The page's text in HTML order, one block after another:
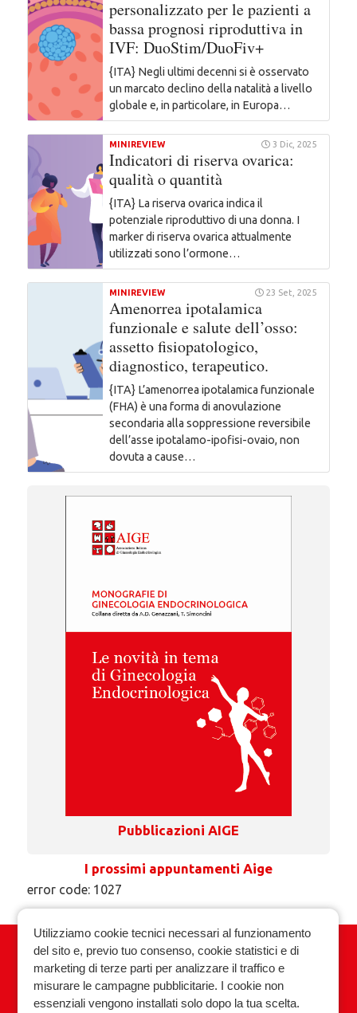
personalizzato per le pazienti a
bassa prognosi riproduttiva in
IVF: DuoStim/DuoFiv+
{ITA} Negli ultimi decenni si è osservato
un marcato declino della natalità a livello
globale e, in particolare, in Europa…
MINIREVIEW 3 Dic, 2025
Indicatori di riserva ovarica:
qualità o quantità
{ITA} La riserva ovarica indica il
potenziale riproduttivo di una donna. I
marker di riserva ovarica attualmente
utilizzati sono l’ormone…
MINIREVIEW 23 Set, 2025
Amenorrea ipotalamica
funzionale e salute dell’osso:
assetto fisiopatologico,
diagnostico, terapeutico.
{ITA} L’amenorrea ipotalamica funzionale
(FHA) è una forma di anovulazione
secondaria alla soppressione reversibile
dell’asse ipotalamo-ipofisi-ovaio, non
dovuta a cause…
Pubblicazioni AIGE
I prossimi appuntamenti Aige
error code: 1027
Associazione Italiana Ginecologia
Endocrinologica
Privacy policy Cookie policy
Utilizziamo cookie tecnici necessari al funzionamento
del sito e, previo tuo consenso, cookie statistici e di
marketing di terze parti per analizzare il traffico e
misurare le campagne pubblicitarie. I cookie non
essenziali vengono installati solo dopo la tua scelta.